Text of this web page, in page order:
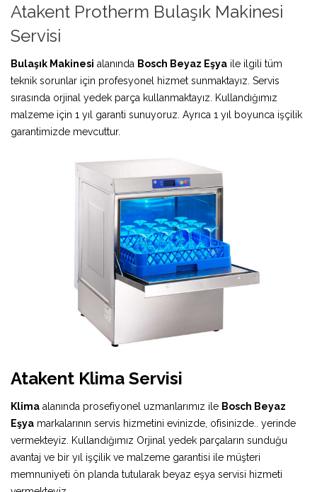
Atakent Protherm Bulaşık Makinesi
Servisi
Bulaşık Makinesi alanında Bosch Beyaz Eşya ile ilgili tüm
teknik sorunlar için profesyonel hizmet sunmaktayız. Servis
sırasında orjinal yedek parça kullanmaktayız. Kullandığımız
malzeme için 1 yıl garanti sunuyoruz. Ayrıca 1 yıl boyunca işçilik
garantimizde mevcuttur.
Atakent Klima Servisi
Klima alanında prosefiyonel uzmanlarımız ile Bosch Beyaz
Eşya markalarının servis hizmetini evinizde, ofisinizde.. yerinde
vermekteyiz. Kullandığımız Orjinal yedek parçaların sunduğu
avantaj ve bir yıl işçilik ve malzeme garantisi ile müşteri
memnuniyeti ön planda tutularak beyaz eşya servisi hizmeti